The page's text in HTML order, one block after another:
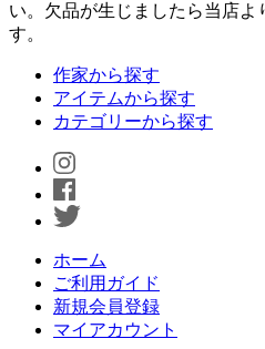
い。欠品が生じましたら当店よ
す。
作家から探す
アイテムから探す
カテゴリーから探す
ホーム
ご利用ガイド
新規会員登録
マイアカウント